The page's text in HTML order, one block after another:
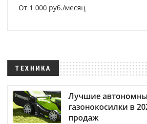
От 1 000 руб./месяц
ТЕХНИКА
Лучшие
газонокосилки в
продаж